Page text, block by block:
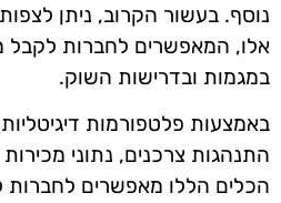
נוסף. בעשור הקרוב, ניתן
אלו, המאפשרים לחברות לקבל
במגמות ובדרישות השוק.
באמצעות פלטפורמות
התנהגות צרכנים, נתוני
הכלים הללו מאפשרים לחברות